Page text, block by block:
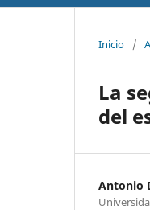
Inicio /
La
del
Antonio